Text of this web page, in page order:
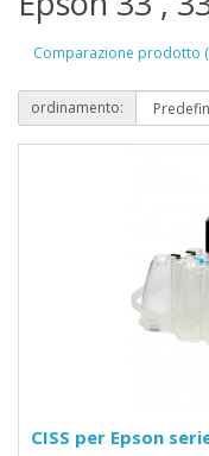
Comparazione prodotto
ordinamento:
CISS per Epson